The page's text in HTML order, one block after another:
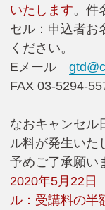
いたします。件
セル：申込者お
ください。
Eメール
FAX 03-5294-
なおキャンセル
ル料が発生いた
予めご了承願い
2020年5月22日
ル：受講料の半